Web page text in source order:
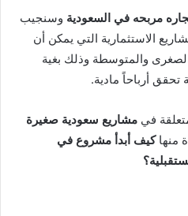
مربحه في السعودية وسنجيب
الاستثمارية التي يمكن أن
والمتوسطة وذلك بغية
أرباحاً مادية.
في مشاريع سعودية صغيرة
منهاكيف أبدأ مشروع في